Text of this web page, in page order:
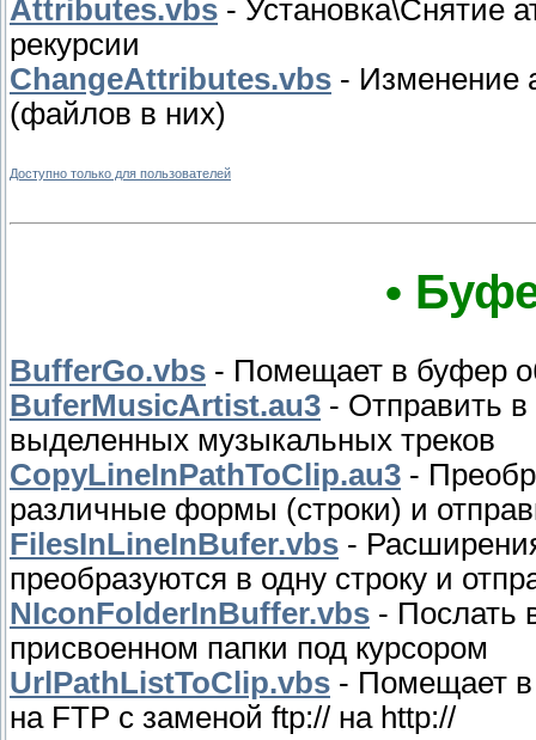
Attributes.vbs - Установка\Снятие
рекурсии
ChangeAttributes.vbs - Изменение
(файлов в них)
Доступно только для пользователей
•
BufferGo.vbs - Помещает в буфер
BuferMusicArtist.au3 - Отправить
выделенных музыкальных треков
CopyLineInPathToClip.au3 -
различные формы (строки) и
FilesInLineInBufer.vbs -
преобразуются в одну строку и
NIconFolderInBuffer.vbs - Послать
присвоенном папки под курсором
UrlPathListToClip.vbs - Помещает в
на FTP с заменой ftp:// на http://